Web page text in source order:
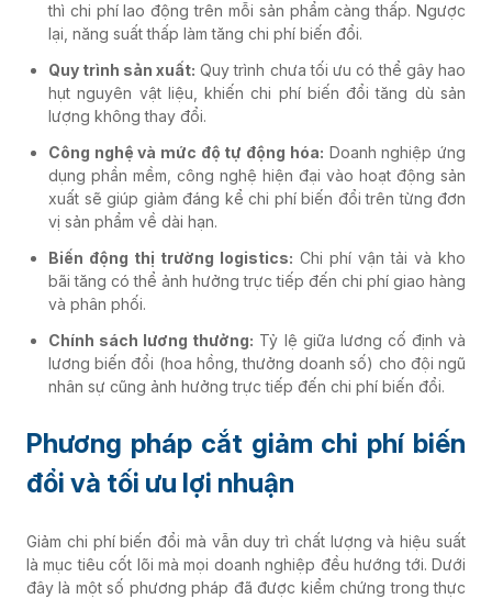
thì chi phí lao động trên mỗi sản phẩm càng thấp. Ngược
lại, năng suất thấp làm tăng chi phí biến đổi.
Quy trình sản xuất: Quy trình chưa tối ưu có thể gây hao
hụt nguyên vật liệu, khiến chi phí biến đổi tăng dù sản
lượng không thay đổi.
Công nghệ và mức độ tự động hóa: Doanh nghiệp ứng
dụng phần mềm, công nghệ hiện đại vào hoạt động sản
xuất sẽ giúp giảm đáng kể chi phí biến đổi trên từng đơn
vị sản phẩm về dài hạn.
Biến động thị trường logistics: Chi phí vận tải và kho
bãi tăng có thể ảnh hưởng trực tiếp đến chi phí giao hàng
và phân phối.
Chính sách lương thưởng: Tỷ lệ giữa lương cố định và
lương biến đổi (hoa hồng, thưởng doanh số) cho đội ngũ
nhân sự cũng ảnh hưởng trực tiếp đến chi phí biến đổi.
Phương pháp cắt giảm chi phí biến
đổi và tối ưu lợi nhuận
Giảm chi phí biến đổi mà vẫn duy trì chất lượng và hiệu suất
là mục tiêu cốt lõi mà mọi doanh nghiệp đều hướng tới. Dưới
đây là một số phương pháp đã được kiểm chứng trong thực